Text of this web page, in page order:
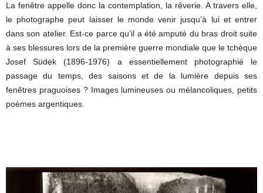
La fenêtre appelle donc la contemplation, la rêverie. A travers elle,
le photographe peut laisser le monde venir jusqu’à lui et entrer
dans son atelier. Est-ce parce qu’il a été amputé du bras droit suite
à ses blessures lors de la première guerre mondiale que le tchèque
Josef Südek (1896-1976) a essentiellement photographié le
passage du temps, des saisons et de la lumière depuis ses
fenêtres praguoises ? Images lumineuses ou mélancoliques, petits
poèmes argentiques.